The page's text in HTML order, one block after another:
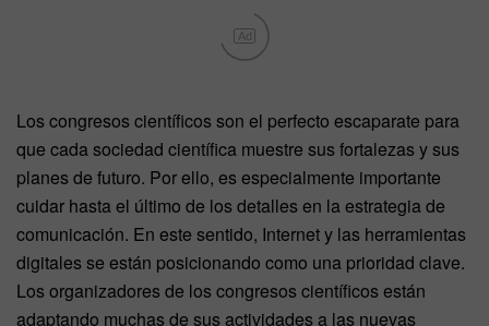
Ad
Los congresos científicos son el perfecto escaparate para
que cada sociedad científica muestre sus fortalezas y sus
planes de futuro. Por ello, es especialmente importante
cuidar hasta el último de los detalles en la estrategia de
comunicación. En este sentido, Internet y las herramientas
digitales se están posicionando como una prioridad clave.
Los organizadores de los congresos científicos están
adaptando muchas de sus actividades a las nuevas